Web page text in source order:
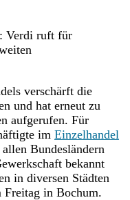
Verdi ruft für
verschärft die
und hat erneut zu
aufgerufen. Für
im Einzelhandel
Bundesländern
bekannt
in diversen Städten
Freitag in Bochum.